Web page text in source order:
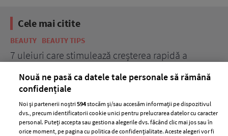
Cele mai citite
BEAUTY BEAUTY TIPS
7 uleiuri care stimulează creșterea rapidă a
Nouă ne pasă ca datele tale personale să rămână
confidențiale
Noi și partenerii noștri594stocăm și/sau accesăm informații pe dispozitivul
dvs., precum identificatorii cookie unici pentru prelucrarea datelor cu caracter
personal. Puteți accepta sau gestiona alegerile dvs. făcând clic mai jos sau în
orice moment, pe pagina cu politica de confidențialitate. Aceste alegeri vor fi